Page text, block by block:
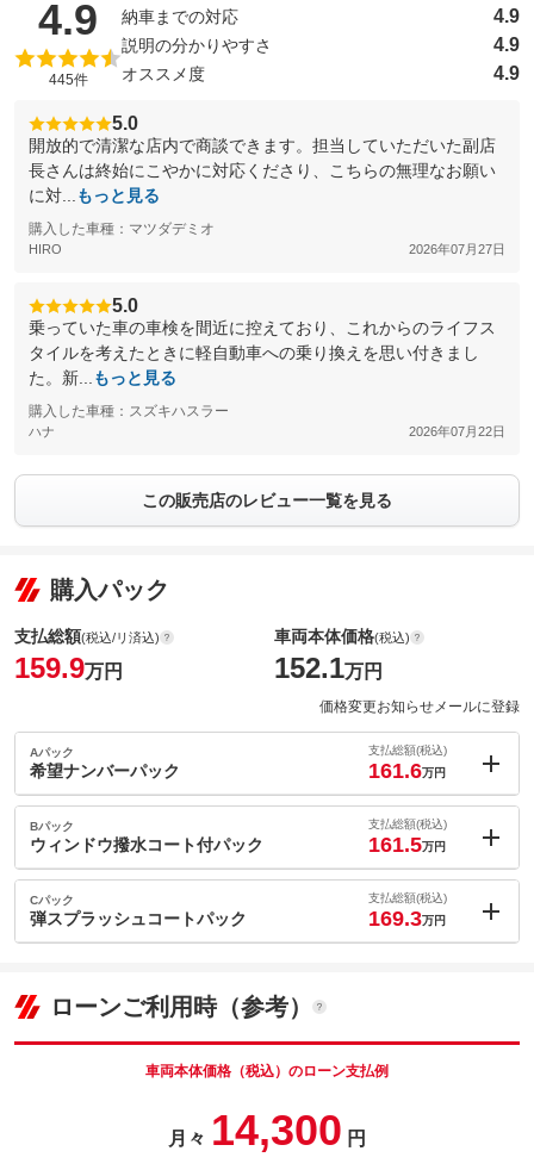
4.9 （5点満点中）
445件
納車までの対応 4.9
説明の分かりやすさ 4.9
オススメ度 4.9
5.0
開放的で清潔な店内で商談できます。担当していただいた副店
長さんは終始にこやかに対応くださり、こちらの無理なお願い
に対...
もっと見る
購入した車種：マツダデミオ
HIRO 2026年07月27日
5.0
乗っていた車の車検を間近に控えており、これからのライフス
タイルを考えたときに軽自動車への乗り換えを思い付きまし
た。新...
もっと見る
購入した車種：スズキハスラー
ハナ 2026年07月22日
この販売店のレビュー一覧を見る
購入パック
支払総額(税込/リ済込)
159.9万円
車両本体価格(税込)
152.1万円
価格変更お知らせメールに登録
Aパック
希望ナンバーパック
支払総額(税込)
161.6万円
内：オプシ
ョン価格
(税込)
車両本体価
152.1万円
このパックの見積もり依頼（無料）
Bパック
ウィンドウ撥水コート付パック
支払総額(税込)
161.5万円
内：オプシ
ョン価格
(税込)
車両本体価
パック内容
Cパック
弾スプラッシュコートパック
支払総額(税込)
169.3万円
車両本体価
152.1
ローンご利用時（参考）
車両本体価格（税込）のローン支払例
月々 14,300 円